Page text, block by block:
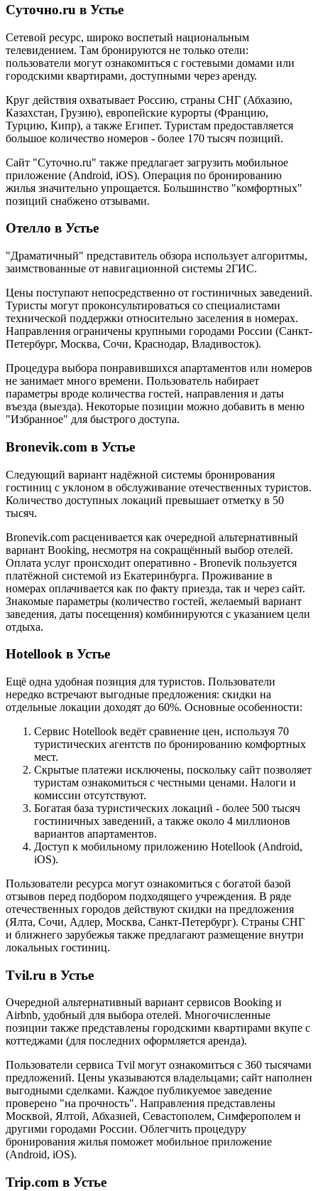
Суточно.ru в Устье
Сетевой ресурс, широко воспетый национальным
телевидением. Там бронируются не только отели:
пользователи могут ознакомиться с гостевыми домами или
городскими квартирами, доступными через аренду.
Круг действия охватывает Россию, страны СНГ (Абхазию,
Казахстан, Грузию), европейские курорты (Францию,
Турцию, Кипр), а также Египет. Туристам предоставляется
большое количество номеров - более 170 тысяч позиций.
Сайт "Суточно.ru" также предлагает загрузить мобильное
приложение (Android, iOS). Операция по бронированию
жилья значительно упрощается. Большинство "комфортных"
позиций снабжено отзывами.
Отелло в Устье
"Драматичный" представитель обзора использует алгоритмы,
заимствованные от навигационной системы 2ГИС.
Цены поступают непосредственно от гостиничных заведений.
Туристы могут проконсультироваться со специалистами
технической поддержки относительно заселения в номерах.
Направления ограничены крупными городами России (Санкт-
Петербург, Москва, Сочи, Краснодар, Владивосток).
Процедура выбора понравившихся апартаментов или номеров
не занимает много времени. Пользователь набирает
параметры вроде количества гостей, направления и даты
въезда (выезда). Некоторые позиции можно добавить в меню
"Избранное" для быстрого доступа.
Bronevik.com в Устье
Следующий вариант надёжной системы бронирования
гостиниц с уклоном в обслуживание отечественных туристов.
Количество доступных локаций превышает отметку в 50
тысяч.
Bronevik.com расценивается как очередной альтернативный
вариант Booking, несмотря на сокращённый выбор отелей.
Оплата услуг происходит оперативно - Bronevik пользуется
платёжной системой из Екатеринбурга. Проживание в
номерах оплачивается как по факту приезда, так и через сайт.
Знакомые параметры (количество гостей, желаемый вариант
заведения, даты посещения) комбинируются с указанием цели
отдыха.
Hotellook в Устье
Ещё одна удобная позиция для туристов. Пользователи
нередко встречают выгодные предложения: скидки на
отдельные локации доходят до 60%. Основные особенности:
Сервис Hotellook ведёт сравнение цен, используя 70
туристических агентств по бронированию комфортных
мест.
Скрытые платежи исключены, поскольку сайт позволяет
туристам ознакомиться с честными ценами. Налоги и
комиссии отсутствуют.
Богатая база туристических локаций - более 500 тысяч
гостиничных заведений, а также около 4 миллионов
вариантов апартаментов.
Доступ к мобильному приложению Hotellook (Android,
iOS).
Пользователи ресурса могут ознакомиться с богатой базой
отзывов перед подбором подходящего учреждения. В ряде
отечественных городов действуют скидки на предложения
(Ялта, Сочи, Адлер, Москва, Санкт-Петербург). Страны СНГ
и ближнего зарубежья также предлагают размещение внутри
локальных гостиниц.
Tvil.ru в Устье
Очередной альтернативный вариант сервисов Booking и
Airbnb, удобный для выбора отелей. Многочисленные
позиции также представлены городскими квартирами вкупе с
коттеджами (для последних оформляется аренда).
Пользователи сервиса Tvil могут ознакомиться с 360 тысячами
предложений. Цены указываются владельцами; сайт наполнен
выгодными сделками. Каждое публикуемое заведение
проверено "на прочность". Направления представлены
Москвой, Ялтой, Абхазией, Севастополем, Симферополем и
другими городами России. Облегчить процедуру
бронирования жилья поможет мобильное приложение
(Android, iOS).
Trip.com в Устье